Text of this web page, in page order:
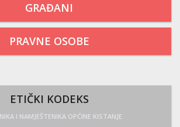
GRAĐANI
PRAVNE OSOBE
ETIČKI KODEKS
I NAMJEŠTENIKA OPĆINE KISTANJE